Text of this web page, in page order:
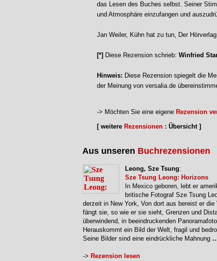
das Lesen des Buches selbst. Seiner
und Atmosphäre einzufangen und
Jan Weiler, Kühn hat zu tun, Der
[*] Diese Rezension schrieb: Winfried
Hinweis: Diese Rezension spiegelt die
der Meinung von versalia.de
-> Möchten Sie eine eigene Rezension
[ weitere Rezensionen : Übersicht ]
Aus unseren Buchrezensionen
Leong, Sze Tsung:
Sze Tsung Leong: Horizons
In Mexico geboren, lebt er
britische Fotograf Sze Tsung
derzeit in New York, Von dort aus bereist er die
fängt sie, so wie er sie sieht, Grenzen und
überwindend, in beeindruckenden
Herauskommt ein Bild der Welt, fragil und
Seine Bilder sind eine eindrückliche Mahnung
-> Rezension lesen